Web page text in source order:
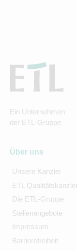
Ein Unternehmen
der ETL-Gruppe
Über uns
Unsere Kanzlei
ETL Qualitätskanzlei
Die ETL-Gruppe
Stellenangebote
Impressum
Barrierefreiheit